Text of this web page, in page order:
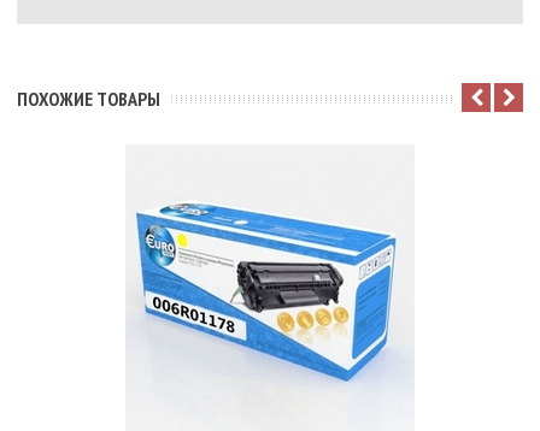
ПОХОЖИЕ ТОВАРЫ